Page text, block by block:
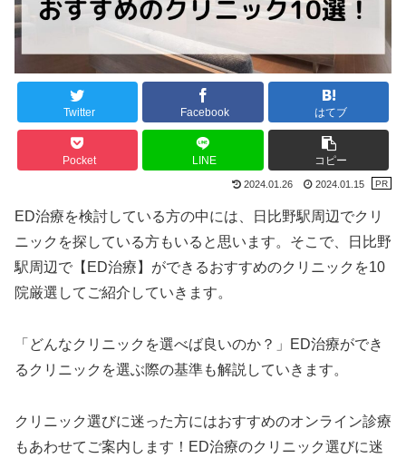
Twitter Facebook はてブ
Pocket LINE コピー
2024.01.26 2024.01.15
ED治療を検討している方の中には、日比野駅周辺でクリ
ニックを探している方もいると思います。そこで、日比野
駅周辺で【ED治療】ができるおすすめのクリニックを10
院厳選してご紹介していきます。
「どんなクリニックを選べば良いのか？」ED治療ができ
るクリニックを選ぶ際の基準も解説していきます。
クリニック選びに迷った方にはおすすめのオンライン診療
もあわせてご案内します！ED治療のクリニック選びに迷